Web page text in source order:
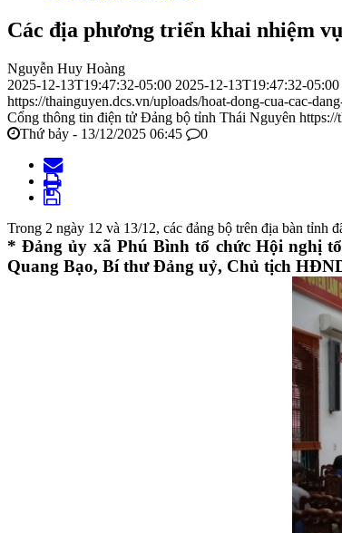
Các địa phương triển khai nhiệm
Nguyễn Huy Hoàng
2025-12-13T19:47:32-05:00 2025-12-13T19:47:32-05:00
https://thainguyen.dcs.vn/uploads/hoat-dong-cua-cac-
Cổng thông tin điện tử Đảng bộ tỉnh Thái Nguyên https://
Thứ bảy - 13/12/2025 06:45
0
Trong 2 ngày 12 và 13/12, các đảng bộ trên địa bàn tỉnh
* Đảng ủy xã Phú Bình tổ chức Hội nghị
Quang Bạo, Bí thư Đảng uỷ, Chủ tịch